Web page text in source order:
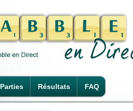
Parties Résultats FAQ